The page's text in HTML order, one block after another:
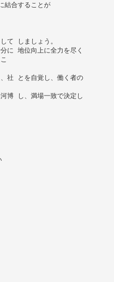
結合することが
て しましょう。
に 地位向上に全力を尽く
社 とを自覚し、働く者の
博 し、満場一致で決定し